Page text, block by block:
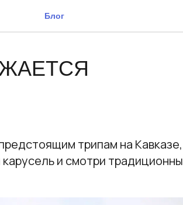
Блог
трипам на
и смотри